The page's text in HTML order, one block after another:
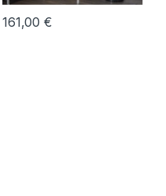
161,00€